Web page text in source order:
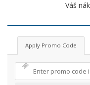
Váš
Apply Promo Code